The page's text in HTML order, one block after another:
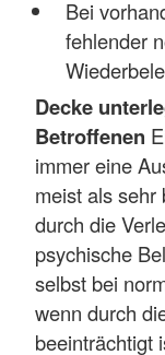
Bei
fehlender
Decke
Betroffenen
immer eine
meist als sehr
durch die
psychische
selbst bei
wenn durch
beeinträchtigt